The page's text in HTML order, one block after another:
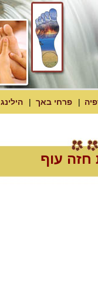
פרחי באך הילינג
חזה עוף